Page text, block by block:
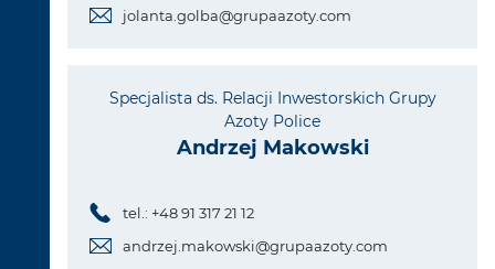
jolanta.golba@grupaazoty.com
Specjalista ds. Relacji Inwestorskich Grupy
Azoty Police
Andrzej Makowski
tel.: +48 91 317 21 12
andrzej.makowski@grupaazoty.com